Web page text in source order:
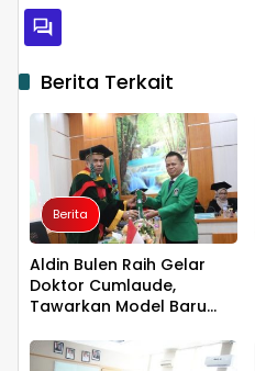
Berita Terkait
Berita
Aldin Bulen Raih Gelar
Doktor Cumlaude,
Tawarkan Model Baru
Berbasis Keadilan